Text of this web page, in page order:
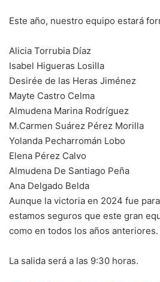
Este año, nuestro equipo estará
Alicia Torrubia Díaz
Isabel Higueras Losilla
Desirée de las Heras Jiménez
Mayte Castro Celma
Almudena Marina Rodríguez
M.Carmen Suárez Pérez Morilla
Yolanda Pecharromán Lobo
Elena Pérez Calvo
Almudena De Santiago Peña
Ana Delgado Belda
Aunque la victoria en 2024 fue
estamos seguros que este gran
como en todos los años anteriores.
La salida será a las 9:30 horas.